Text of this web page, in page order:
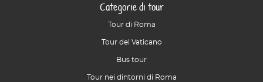
Categorie di tour
Tour di Roma
Tour del Vaticano
Bus tour
Tour nei dintorni di Roma